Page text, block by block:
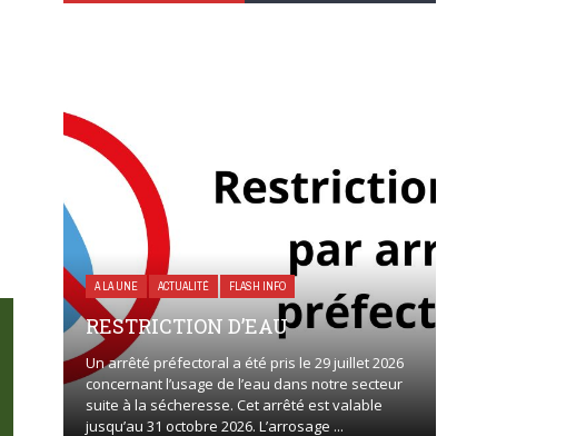
A LA UNE ACTUALITÉ FLASH INFO
RESTRICTION D’EAU
Un arrêté préfectoral a été pris le 29 juillet 2026
concernant l’usage de l’eau dans notre secteur
suite à la sécheresse. Cet arrêté est valable
jusqu’au 31 octobre 2026. L’arrosage ...